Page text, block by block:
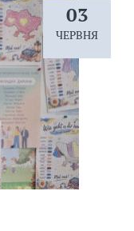
03
ЧЕРВНЯ